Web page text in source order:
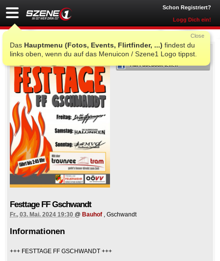
Schon Registriert?
Logg Dich ein!
Das Hauptmenu (Fotos, Events, Flirtfinder, ...) findest du
links oben, wenn du auf das Menuicon / Szene1 Logo tippst.
Close
ICH WAR AUCH DORT
Auf Facebook teilen
Festtage FF Gschwandt
Fr., 03. Mai. 2024 19:30 @ Bauhof , Gschwandt
Informationen
+++ FESTTAGE FF GSCHWANDT +++